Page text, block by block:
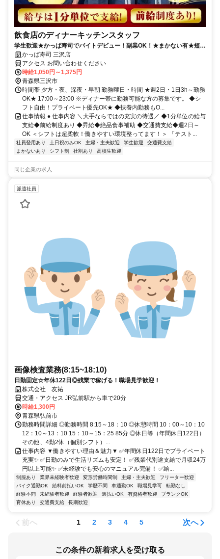
飲食店のディナーキッチンスタッフ
学生歓迎★かっぱ寿司でバイトデビュー！副業OK！★まかない有★短時
間OK★履歴書不要
かっぱ寿司 三沢店
アクセス お問い合わせください
時給1,050円～1,375円
青森県三沢市
時間帯 夕方・夜、深夜・早朝 勤務曜日・時間 ★週2日・1日3h～勤務
OK★ 17:00～23:00 ※ディナー帯に勤務可能な方の募集です。 ◆シ
フト自由！プライベート優先OK★ ◆扶養内勤務もO...
仕事情報 ● 仕事内容 ＼大手ならではの充実の待遇／ ◆1分単位の給与
支給◆前給制度あり ◆昇給◆絶品食事補助 ◆交通費支給◆週2日～
OK ＜シフトは超柔軟！働きやすい環境整ってます！＞ 「テスト...
社員登用あり 土日祝のみOK 主婦・主夫歓迎 学生歓迎
交通費支給
まかないあり
シフト制 社割あり 高校生歓迎
同じ企業の求人
派遣社員
画像検査業務(8:15~18:10)
日勤固定☆年休122日◎残業で稼げる！職場見学歓迎！
株式会社 友祐
交通・アクセス JR弘前駅から車で20分
時給1,300円
青森県弘前市
勤務時間詳細 ◎勤務時間 8:15～18：10 ◎休憩時間 10：00～10：10
12：10～13：10 15：10～15：25 85分 ◎休日等（年間休日122日）
その他、4勤2休（個別シフト）...
仕事内容 ▼働きやすい理由＆魅力▼ ✅年間休日122日でプライベート
充実✨ ✅日勤のみで生活リズムも安定！ ✅残業代別途支給で月収24万
円以上可能✨ ✅未経験でも安心のマニュアル完備！ ✅給...
制服あり 業界未経験者歓迎 変形労働時間制 主婦・主夫歓迎
フリーター歓迎
バイク通勤OK
給料前払いOK 学歴不問 車通勤OK 職場見学可
転勤なし
経験不問
未経験者歓迎 経験者歓迎 週払いOK 有資格者歓迎
ブランクOK
育休あり
交通費支給 長期歓迎
前へ 1 2 3 4 5 次へ
この条件の新着求人を受け取る